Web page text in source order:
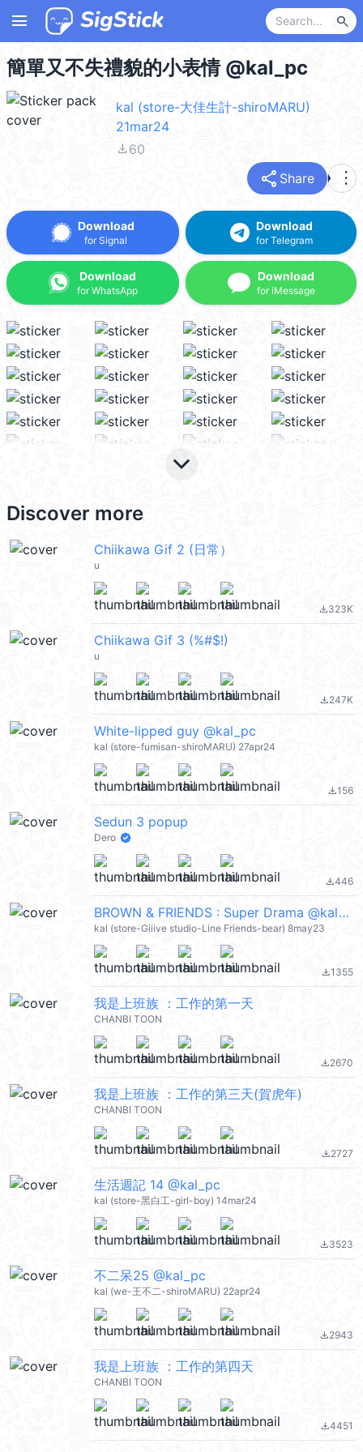
menu search
簡單又不失禮貌的小表情 @kal_pc
kal (store-大佳生計-shiroMARU)
21mar24
file_download60
share Share more_vert
Download
for Signal
Download
for WhatsApp
Download
for Telegram
Download
for iMessage
keyboard_arrow_down
Discover more
Chiikawa Gif 2 (日常）
u
file_download323K
Chiikawa Gif 3 (%#$!)
u
file_download247K
White-lipped guy @kal_pc
kal (store-fumisan-shiroMARU) 27apr24
file_download156
Sedun 3 popup
Dero
file_download446
BROWN & FRIENDS : Super Drama @kal_pc
kal (store-Giiive studio-Line Friends-bear) 8may23
file_download1355
我是上班族 ：工作的第一天
CHANBI TOON
file_download2670
我是上班族 ：工作的第三天(賀虎年)
CHANBI TOON
file_download2727
生活週記 14 @kal_pc
kal (store-黑白工-girl-boy) 14mar24
file_download3523
不二呆25 @kal_pc
kal (we-王不二-shiroMARU) 22apr24
file_download2943
我是上班族 ：工作的第四天
CHANBI TOON
file_download4451